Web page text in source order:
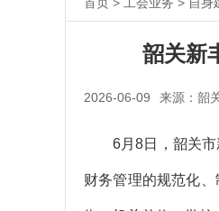
韶关新
2026-06-09 来源：韶
6月8日，韶关市新
财务管理的规范化